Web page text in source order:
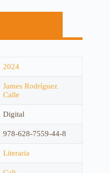
2024
James Rodríguez
Calle
Digital
978-628-7559-44-8
Literaria